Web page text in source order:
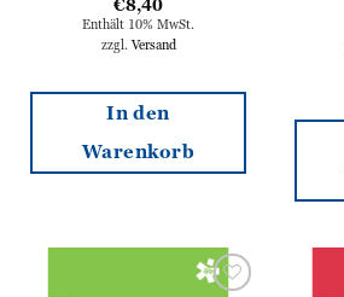
Enthält 10% MwSt.
zzgl. Versand
In den
Warenkorb